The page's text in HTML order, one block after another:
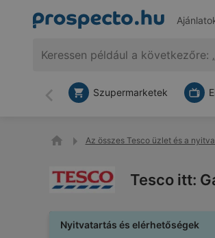
Vissza
Szupermarketek
Az összes Tesco üzlet és a
Tesco itt:
Nyitvatartás és elérhetőségek